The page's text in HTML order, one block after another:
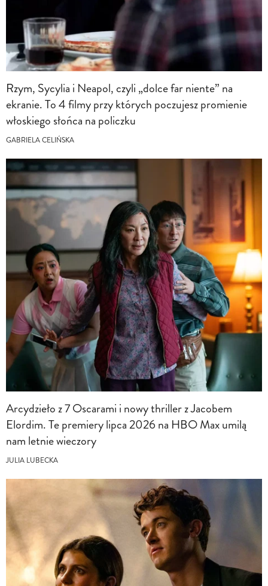
Rzym, Sycylia i Neapol, czyli „dolce far niente” na
ekranie. To 4 filmy przy których poczujesz promienie
włoskiego słońca na policzku
GABRIELA CELIŃSKA
Arcydzieło z 7 Oscarami i nowy thriller z Jacobem
Elordim. Te premiery lipca 2026 na HBO Max umilą
nam letnie wieczory
JULIA LUBECKA